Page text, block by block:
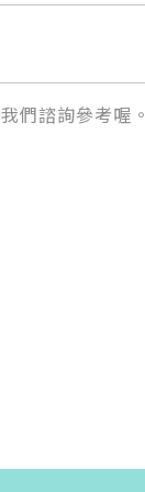
們諮詢參考喔。